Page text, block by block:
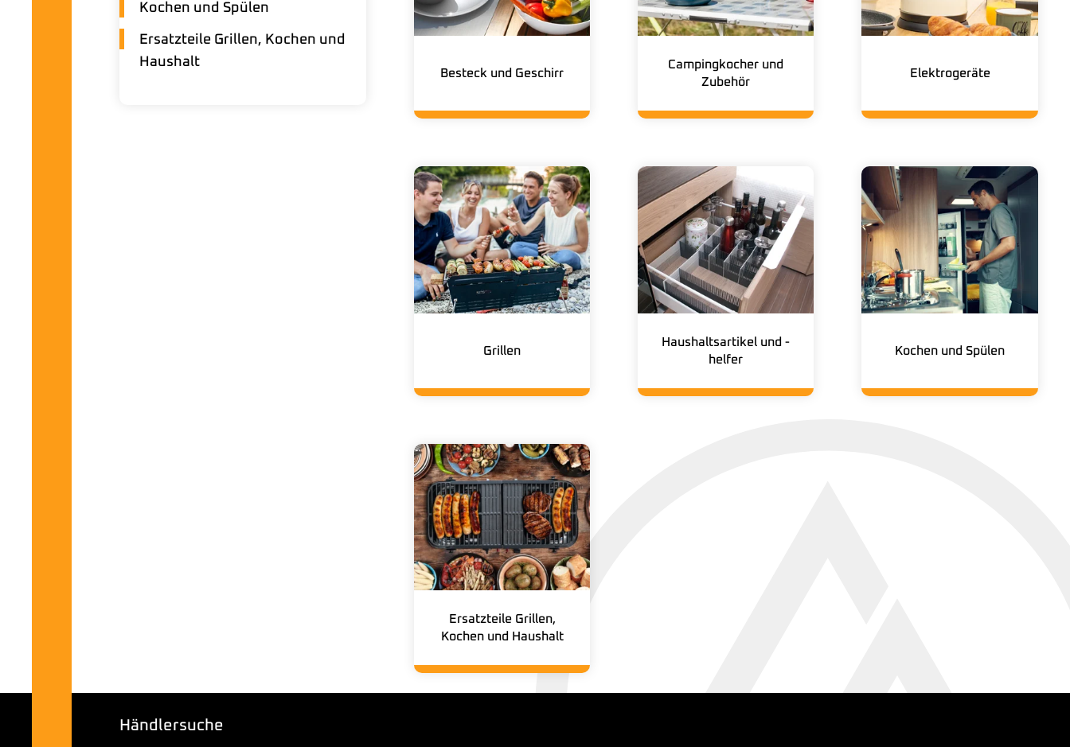
Kochen und Spülen
Ersatzteile Grillen, Kochen und
Haushalt
Besteck und Geschirr
Campingkocher und
Zubehör
Elektrogeräte
Grillen
Haushaltsartikel und -
helfer
Kochen und Spülen
Ersatzteile Grillen,
Kochen und Haushalt
Händlersuche